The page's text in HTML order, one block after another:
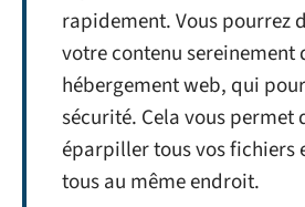
rapidement. Vous pourrez
votre contenu sereinement
hébergement web, qui
sécurité. Cela vous permet
éparpiller tous vos fichiers
tous au même endroit.